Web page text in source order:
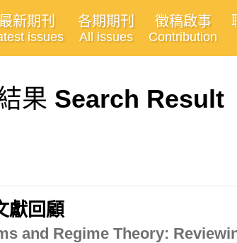
最新期刊
issues
各期期刊
All issues
徵稿啟事
Contribution
果 Search Result
獻回顧
and Regime Theory: